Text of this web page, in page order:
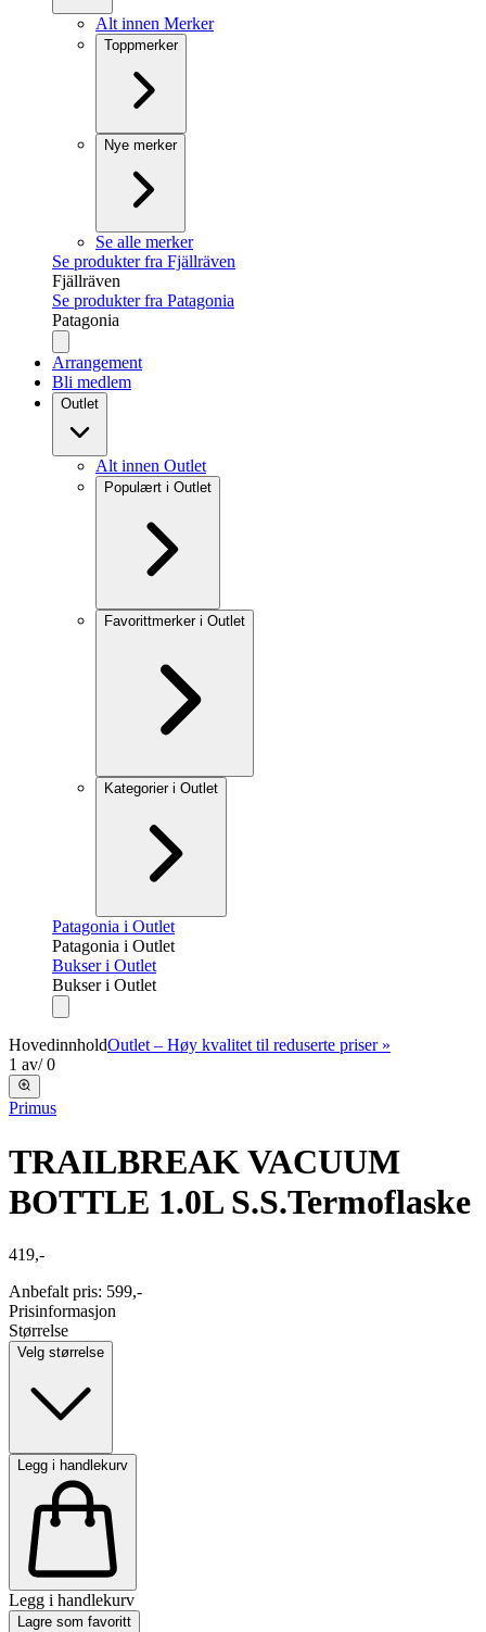
Alt innen Merker
Toppmerker
Nye merker
Se alle merker
Se produkter fra Fjällräven
Fjällräven
Se produkter fra Patagonia
Patagonia
Arrangement
Bli medlem
Outlet
Alt innen Outlet
Populært i Outlet
Favorittmerker i Outlet
Kategorier i Outlet
Patagonia i Outlet
Patagonia i Outlet
Bukser i Outlet
Bukser i Outlet
HovedinnholdOutlet – Høy kvalitet til reduserte priser »
1 av/ 0
Primus
TRAILBREAK VACUUM
BOTTLE 1.0L S.S.Termoflaske
419,-
Anbefalt pris: 599,-
Prisinformasjon
Størrelse
Velg størrelse
Legg i handlekurv
Legg i handlekurv
Lagre som favoritt